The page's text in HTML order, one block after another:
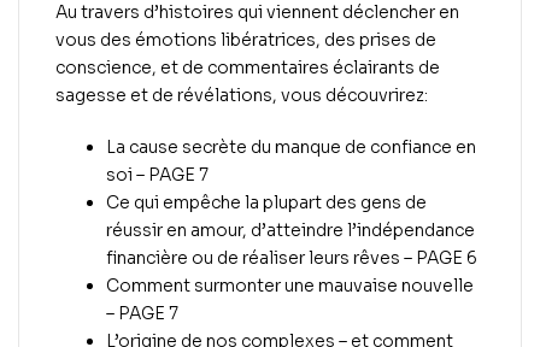
Au travers d’histoires qui viennent déclencher en
vous des émotions libératrices, des prises de
conscience, et de commentaires éclairants de
sagesse et de révélations, vous découvrirez:
La cause secrète du manque de confiance en
soi – PAGE 7
Ce qui empêche la plupart des gens de
réussir en amour, d’atteindre l’indépendance
financière ou de réaliser leurs rêves – PAGE 6
Comment surmonter une mauvaise nouvelle
– PAGE 7
L’origine de nos complexes – et comment